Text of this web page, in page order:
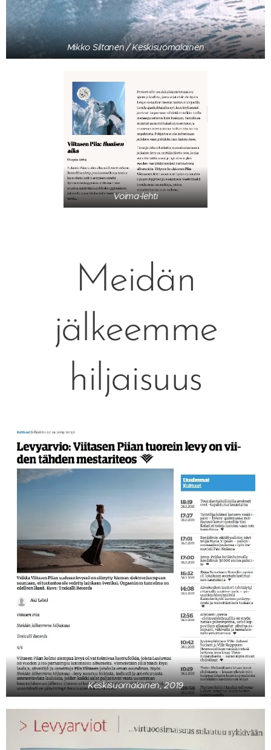
Mikko Siltanen / Keskisuomalainen
Voima-lehti
Meidän
jälkeemme
hiljaisuus
Keskisuomalainen, 2019